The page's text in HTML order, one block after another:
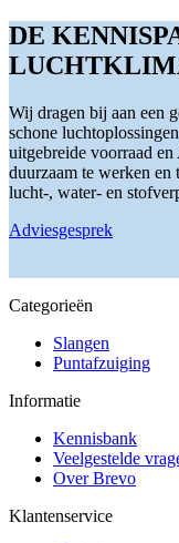
worden
op
de
meerdere
variaties.
Deze
kan
gekozen
worden
op
de
DE
Wij dragen bij aan een
schone
uitgebreide voorraad
duurzaam te werken en
lucht-, water- en
Adviesgesprek
Categorieën
Slangen
Puntafzuiging
Informatie
Kennisbank
Veelgestelde
Over Brevo
Klantenservice